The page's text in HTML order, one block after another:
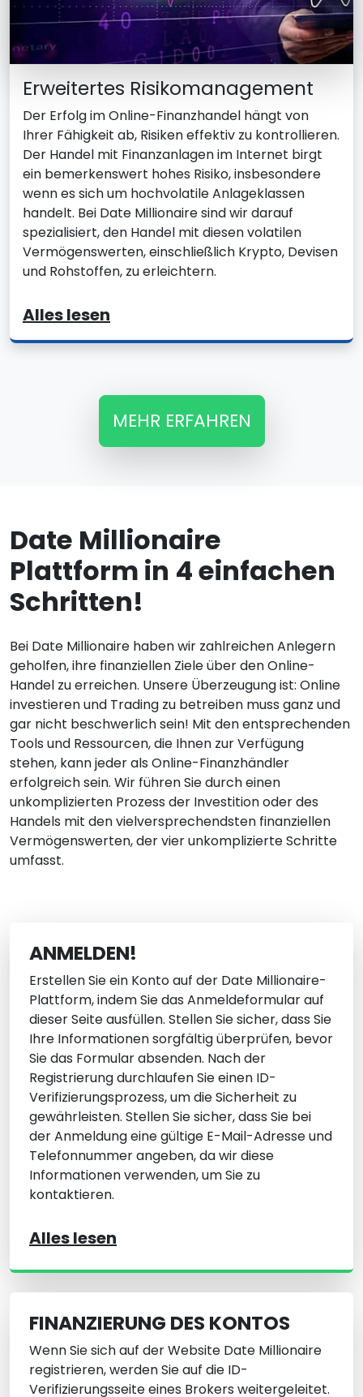
Erweitertes Risikomanagement
Der Erfolg im Online-Finanzhandel hängt von
Ihrer Fähigkeit ab, Risiken effektiv zu kontrollieren.
Der Handel mit Finanzanlagen im Internet birgt
ein bemerkenswert hohes Risiko, insbesondere
wenn es sich um hochvolatile Anlageklassen
handelt. Bei Date Millionaire sind wir darauf
spezialisiert, den Handel mit diesen volatilen
Vermögenswerten, einschließlich Krypto, Devisen
und Rohstoffen, zu erleichtern.
Alles lesen
MEHR ERFAHREN
Date Millionaire
Plattform in 4 einfachen
Schritten!
Bei Date Millionaire haben wir zahlreichen Anlegern
geholfen, ihre finanziellen Ziele über den Online-
Handel zu erreichen. Unsere Überzeugung ist: Online
investieren und Trading zu betreiben muss ganz und
gar nicht beschwerlich sein! Mit den entsprechenden
Tools und Ressourcen, die Ihnen zur Verfügung
stehen, kann jeder als Online-Finanzhändler
erfolgreich sein. Wir führen Sie durch einen
unkomplizierten Prozess der Investition oder des
Handels mit den vielversprechendsten finanziellen
Vermögenswerten, der vier unkomplizierte Schritte
umfasst.
ANMELDEN!
Erstellen Sie ein Konto auf der Date Millionaire-
Plattform, indem Sie das Anmeldeformular auf
dieser Seite ausfüllen. Stellen Sie sicher, dass Sie
Ihre Informationen sorgfältig überprüfen, bevor
Sie das Formular absenden. Nach der
Registrierung durchlaufen Sie einen ID-
Verifizierungsprozess, um die Sicherheit zu
gewährleisten. Stellen Sie sicher, dass Sie bei
der Anmeldung eine gültige E-Mail-Adresse und
Telefonnummer angeben, da wir diese
Informationen verwenden, um Sie zu
kontaktieren.
Alles lesen
FINANZIERUNG DES KONTOS
Wenn Sie sich auf der Website Date Millionaire
registrieren, werden Sie auf die ID-
Verifizierungsseite eines Brokers weitergeleitet.